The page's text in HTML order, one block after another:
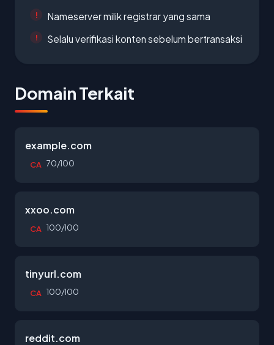
Nameserver milik registrar yang sama
Selalu verifikasi konten sebelum bertransaksi
Domain Terkait
example.com
CA 70/100
xxoo.com
CA 100/100
tinyurl.com
CA 100/100
reddit.com